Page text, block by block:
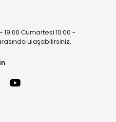
19:00 Cumartesi 10:00 -
ulaşabilirsiniz.